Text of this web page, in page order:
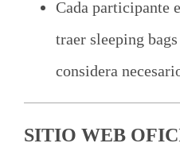
Cada participante
traer sleeping
considera
SITIO WEB